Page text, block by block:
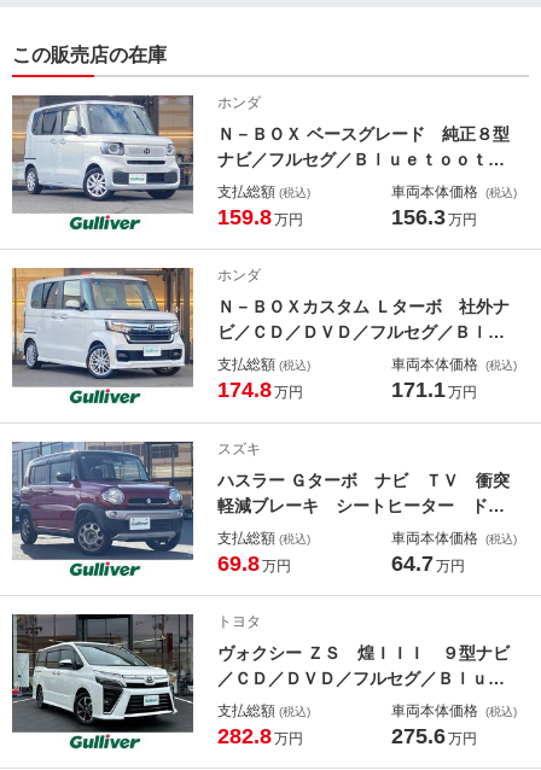
この販売店の在庫
ホンダ
Ｎ－ＢＯＸ ベースグレード 純正８型
ナビ／フルセグ／Ｂｌｕｅｔｏｏｔｈ
／両側パワースライドドア／バックカ
メラ／シートヒーター／前後ドライブ
クルーズコントロール
支払総額 (税込)
159.8万円
車両本体価格 (税込)
156.3万円
ホンダ
Ｎ－ＢＯＸカスタム Ｌターボ 社外ナ
ビ／ＣＤ／ＤＶＤ／フルセグ／Ｂｌｕ
ｅｔｏｏｔｈ／両側パワースライドド
ア／バックカメラ／シートヒーター／
トロール／パドルシフト
支払総額 (税込)
174.8万円
車両本体価格 (税込)
171.1万円
スズキ
ハスラー Ｇターボ ナビ ＴＶ 衝突
軽減ブレーキ シートヒーター ドラ
イブレコーダー ターボ ＥＴＣ 純
正フロアマット 純正ドアバイザー
ンドウ
支払総額 (税込)
69.8万円
車両本体価格 (税込)
64.7万円
トヨタ
ヴォクシー ＺＳ 煌ＩＩＩ ９型ナビ
／ＣＤ／ＤＶＤ／フルセグ／Ｂｌｕｅ
ｔｏｏｔｈ／フリップダウンモニター
／両側パワースライドドア／衝突軽減
支払総額 (税込)
282.8万円
車両本体価格 (税込)
275.6万円